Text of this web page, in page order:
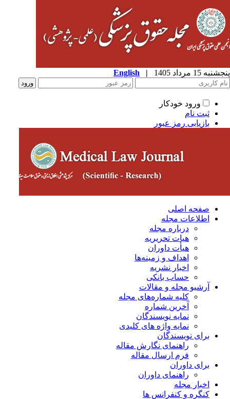
15 مرداد 1405 |
English
ورود خودکار
ثبت نام
بازیابی رمز عبور
صفحه اصلی
اطلاعات مجله
درباره مجله
هیات تحریریه
هیأت داوران
اهداف و زمینه‌ها
اخبار نشریه
حساب بانکی
آرشیو مجله و مقالات
کلیه شماره‌های مجله
آخرین شماره
نمایه نویسندگان
نمایه واژه های کلیدی
برای نویسندگان
راهنمای نگارش مقاله
فرم ارسال مقاله
برای داوران
راهنمای داوران
اخبار مجله
کنگره و کنفرانس ها